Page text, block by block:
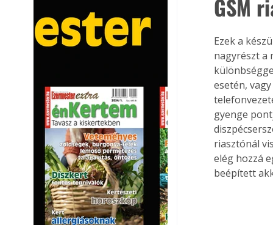
a megoldást a meleg ellen, ma
már egyre többen keresnek
olyan kültéri hűtési
vendégl
GSM
Ezek a
nagyrészt a
esetén,
gyenge
riasztónál
elég hozzá
beépített